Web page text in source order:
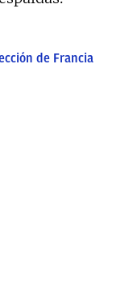
de Francia